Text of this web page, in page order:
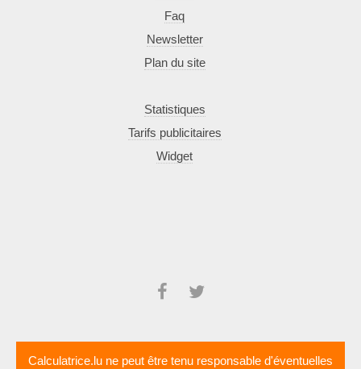
Faq
Newsletter
Plan du site
Statistiques
Tarifs publicitaires
Widget
Calculatrice.lu ne peut être tenu responsable d'éventuelles